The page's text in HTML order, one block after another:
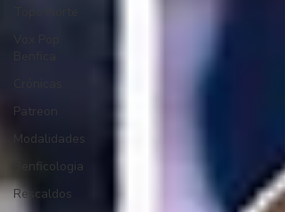
Patreon
Modalidades
Benficologia
Rescaldos